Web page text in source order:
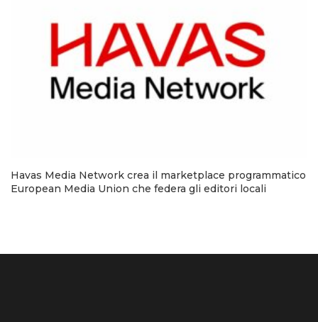
Havas Media Network crea il marketplace programmatico
European Media Union che federa gli editori locali